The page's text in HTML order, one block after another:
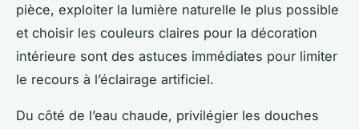
pièce, exploiter la lumière naturelle le plus possible
et choisir les couleurs claires pour la décoration
intérieure sont des astuces immédiates pour limiter
le recours à l’éclairage artificiel.
Du côté de l’eau chaude, privilégier les douches